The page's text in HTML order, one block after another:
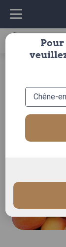
Recherche
Pour